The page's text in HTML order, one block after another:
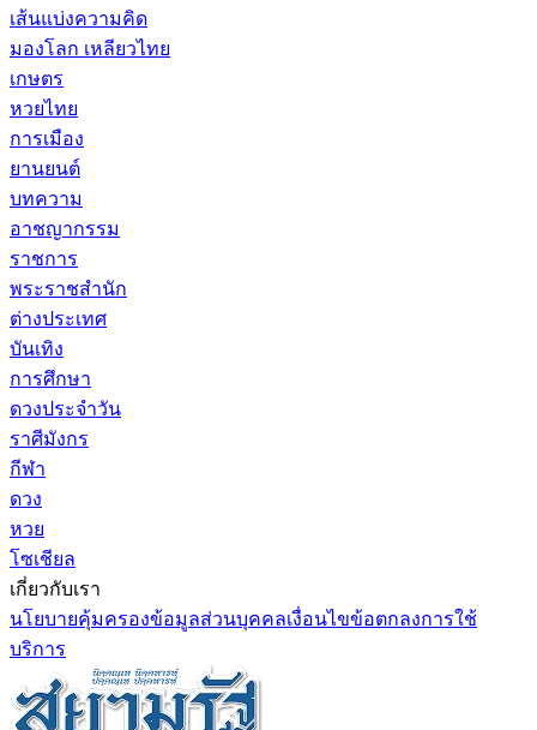
เส้นแบ่งความคิด
มองโลก เหลียวไทย
เกษตร
หวยไทย
การเมือง
ยานยนต์
บทความ
อาชญากรรม
ราชการ
พระราชสำนัก
ต่างประเทศ
บันเทิง
การศึกษา
ดวงประจำวัน
ราศีมังกร
กีฬา
ดวง
หวย
โซเชียล
เกี่ยวกับเรา
นโยบายคุ้มครองข้อมูลส่วนบุคคลเงื่อนไขข้อตกลงการใช้
บริการ